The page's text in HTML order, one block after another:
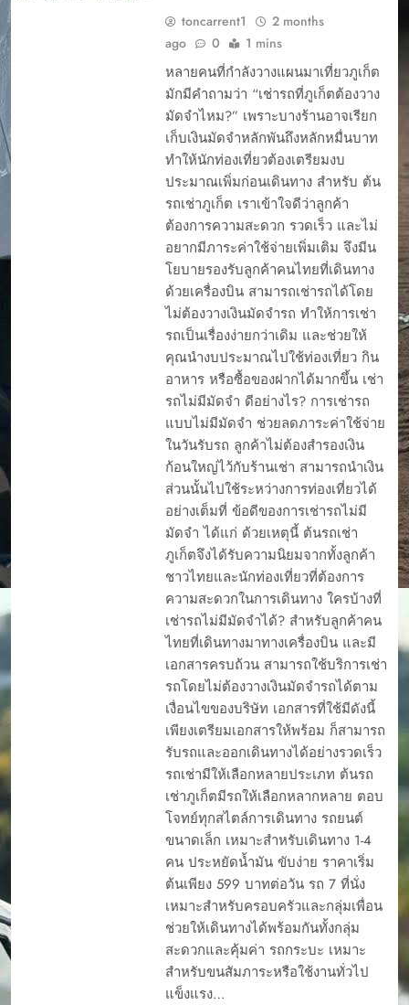
toncarrent1
2 months
ago
0 1 mins
หลายคนที่กำลังวางแผนมาเที่ยวภูเก็ต
มักมีคำถามว่า “เช่ารถที่ภูเก็ตต้องวาง
มัดจำไหม?” เพราะบางร้านอาจเรียก
เก็บเงินมัดจำหลักพันถึงหลักหมื่นบาท
ทำให้นักท่องเที่ยวต้องเตรียมงบ
ประมาณเพิ่มก่อนเดินทาง สำหรับ ต้น
รถเช่าภูเก็ต เราเข้าใจดีว่าลูกค้า
ต้องการความสะดวก รวดเร็ว และไม่
อยากมีภาระค่าใช้จ่ายเพิ่มเติม จึงมีน
โยบายรองรับลูกค้าคนไทยที่เดินทาง
ด้วยเครื่องบิน สามารถเช่ารถได้โดย
ไม่ต้องวางเงินมัดจำรถ ทำให้การเช่า
รถเป็นเรื่องง่ายกว่าเดิม และช่วยให้
คุณนำงบประมาณไปใช้ท่องเที่ยว กิน
อาหาร หรือซื้อของฝากได้มากขึ้น เช่า
รถไม่มีมัดจำ ดีอย่างไร? การเช่ารถ
แบบไม่มีมัดจำ ช่วยลดภาระค่าใช้จ่าย
ในวันรับรถ ลูกค้าไม่ต้องสำรองเงิน
ก้อนใหญ่ไว้กับร้านเช่า สามารถนำเงิน
ส่วนนั้นไปใช้ระหว่างการท่องเที่ยวได้
อย่างเต็มที่ ข้อดีของการเช่ารถไม่มี
มัดจำ ได้แก่ ด้วยเหตุนี้ ต้นรถเช่า
ภูเก็ตจึงได้รับความนิยมจากทั้งลูกค้า
ชาวไทยและนักท่องเที่ยวที่ต้องการ
ความสะดวกในการเดินทาง ใครบ้างที่
เช่ารถไม่มีมัดจำได้? สำหรับลูกค้าคน
ไทยที่เดินทางมาทางเครื่องบิน และมี
เอกสารครบถ้วน สามารถใช้บริการเช่า
รถโดยไม่ต้องวางเงินมัดจำรถได้ตาม
เงื่อนไขของบริษัท เอกสารที่ใช้มีดังนี้
เพียงเตรียมเอกสารให้พร้อม ก็สามารถ
รับรถและออกเดินทางได้อย่างรวดเร็ว
รถเช่ามีให้เลือกหลายประเภท ต้นรถ
เช่าภูเก็ตมีรถให้เลือกหลากหลาย ตอบ
โจทย์ทุกสไตล์การเดินทาง รถยนต์
ขนาดเล็ก เหมาะสำหรับเดินทาง 1-4
คน ประหยัดน้ำมัน ขับง่าย ราคาเริ่ม
ต้นเพียง 599 บาทต่อวัน รถ 7 ที่นั่ง
เหมาะสำหรับครอบครัวและกลุ่มเพื่อน
ช่วยให้เดินทางได้พร้อมกันทั้งกลุ่ม
สะดวกและคุ้มค่า รถกระบะ เหมาะ
สำหรับขนสัมภาระหรือใช้งานทั่วไป
แข็งแรง…